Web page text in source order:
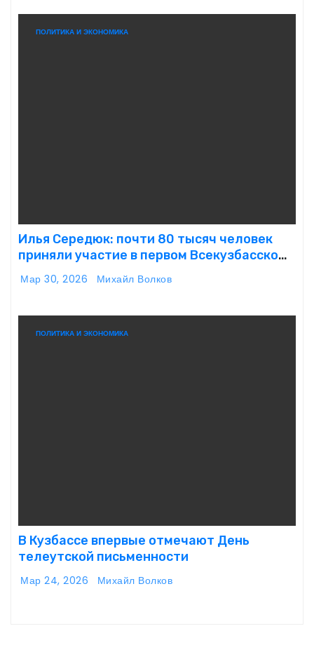
ПОЛИТИКА И ЭКОНОМИКА
Илья Середюк: почти 80 тысяч человек
приняли участие в первом Всекузбасском
субботнике
Мар 30, 2026 Михайл Волков
ПОЛИТИКА И ЭКОНОМИКА
В Кузбассе впервые отмечают День
телеутской письменности
Мар 24, 2026 Михайл Волков